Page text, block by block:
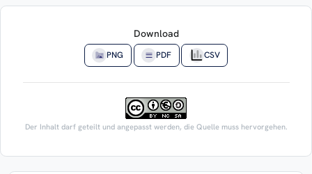
Download
PNG PDF CSV
Der Inhalt darf geteilt und angepasst werden, die Quelle muss hervorgehen.